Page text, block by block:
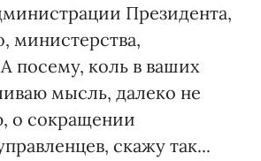
Президента,
министерства,
посему, коль в ваших
мысль, далеко не
о сокращении
скажу так...